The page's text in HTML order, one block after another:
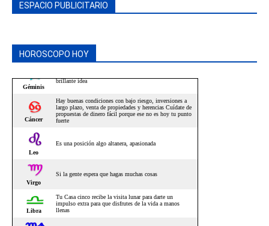
ESPACIO PUBLICITARIO
HOROSCOPO HOY